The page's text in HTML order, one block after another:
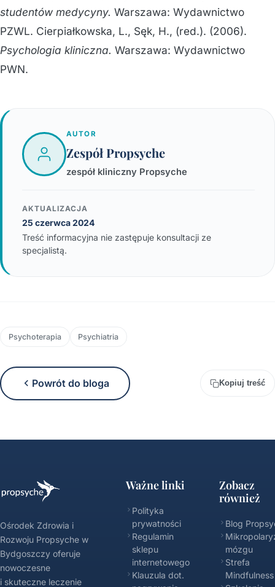
studentów medycyny. Warszawa: Wydawnictwo
PZWL. Cierpiałkowska, L., Sęk, H., (red.). (2006).
Psychologia kliniczna. Warszawa: Wydawnictwo
PWN.
AUTOR
Zespół Propsyche
zespół kliniczny Propsyche
AKTUALIZACJA
25 czerwca 2024
Treść informacyjna nie zastępuje konsultacji ze
specjalistą.
Psychoterapia Psychiatria
Powrót do bloga Kopiuj treść
Ośrodek Zdrowia i
Rozwoju Propsyche w
Bydgoszczy oferuje
nowoczesne
i skuteczne leczenie
Ważne linki
Polityka
prywatności
Regulamin
sklepu
internetowego
Klauzula dot.
Zobacz
również
Blog
mózgu
Strefa
Mindfulness